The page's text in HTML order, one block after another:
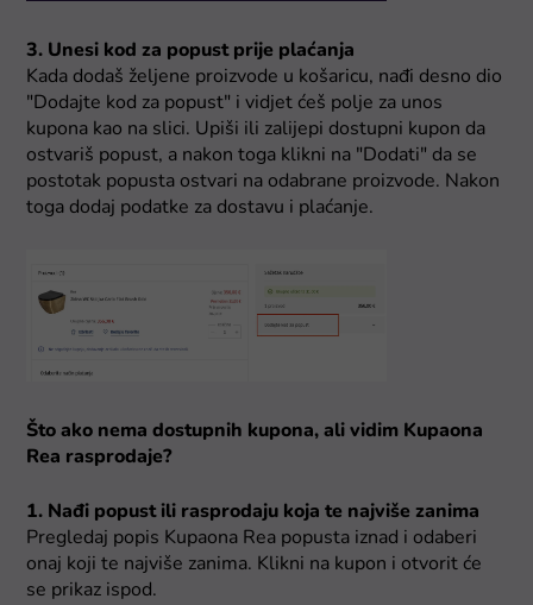
3. Unesi kod za popust prije plaćanja
Kada dodaš željene proizvode u košaricu, nađi desno dio
"Dodajte kod za popust" i vidjet ćeš polje za unos
kupona kao na slici. Upiši ili zalijepi dostupni kupon da
ostvariš popust, a nakon toga klikni na "Dodati" da se
postotak popusta ostvari na odabrane proizvode. Nakon
toga dodaj podatke za dostavu i plaćanje.
Što ako nema dostupnih kupona, ali vidim Kupaona
Rea rasprodaje?
1. Nađi popust ili rasprodaju koja te najviše zanima
Pregledaj popis Kupaona Rea popusta iznad i odaberi
onaj koji te najviše zanima. Klikni na kupon i otvorit će
se prikaz ispod.